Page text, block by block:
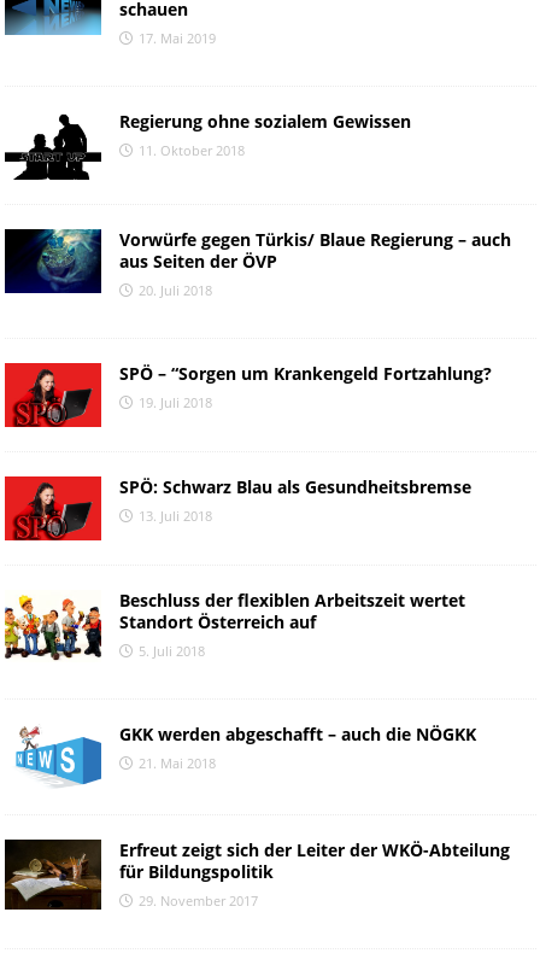
schauen
17. Mai 2019
Regierung ohne sozialem Gewissen
11. Oktober 2018
Vorwürfe gegen Türkis/ Blaue Regierung – auch
aus Seiten der ÖVP
20. Juli 2018
SPÖ – “Sorgen um Krankengeld Fortzahlung?
19. Juli 2018
SPÖ: Schwarz Blau als Gesundheitsbremse
13. Juli 2018
Beschluss der flexiblen Arbeitszeit wertet
Standort Österreich auf
5. Juli 2018
GKK werden abgeschafft – auch die NÖGKK
21. Mai 2018
Erfreut zeigt sich der Leiter der WKÖ-Abteilung
für Bildungspolitik
29. November 2017